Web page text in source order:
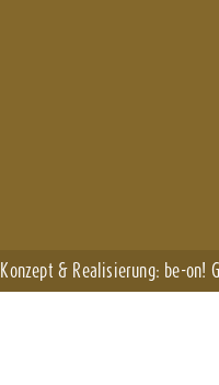
Konzept & Realisierung: be-on!